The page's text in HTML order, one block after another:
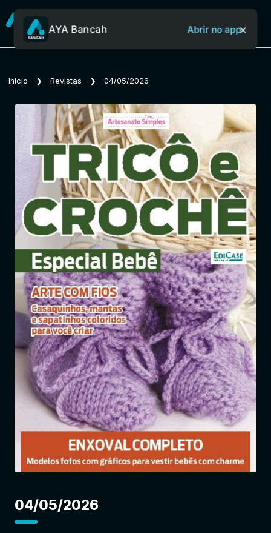
Sobre o Aya Bancah
Início
Revistas
Jornais
Notícias
Entrar
AYA Bancah Abrir no app×
Início ❯ Revistas ❯ 04/05/2026
04/05/2026